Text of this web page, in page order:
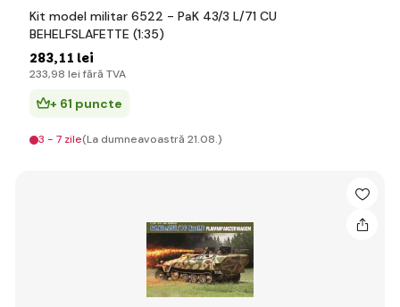
Kit model militar 6522 - PaK 43/3 L/71 CU
BEHELFSLAFETTE (1:35)
283,11 lei
233,98 lei fără TVA
+ 61 puncte
3 - 7 zile(La dumneavoastră 21.08.)